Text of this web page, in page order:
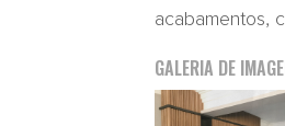
acabamentos,
GALERIA DE